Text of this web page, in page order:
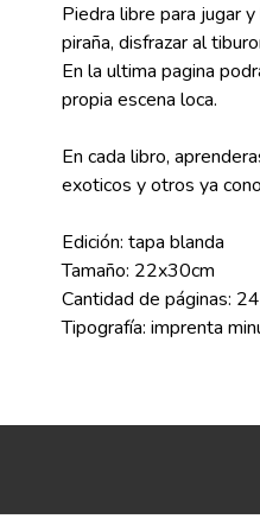
Piedra libre para jugar
piraña, disfrazar al
En la ultima pagina
propia escena loca.
En cada libro,
exoticos y otros ya
Edición: tapa blanda
Tamaño: 22x30cm
Cantidad de páginas: 24
Tipografía: imprenta